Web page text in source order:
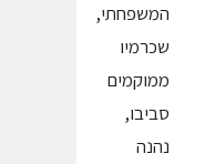
המשפחתי,
שכרמיו
ממוקמים
סביבו,
נהנה